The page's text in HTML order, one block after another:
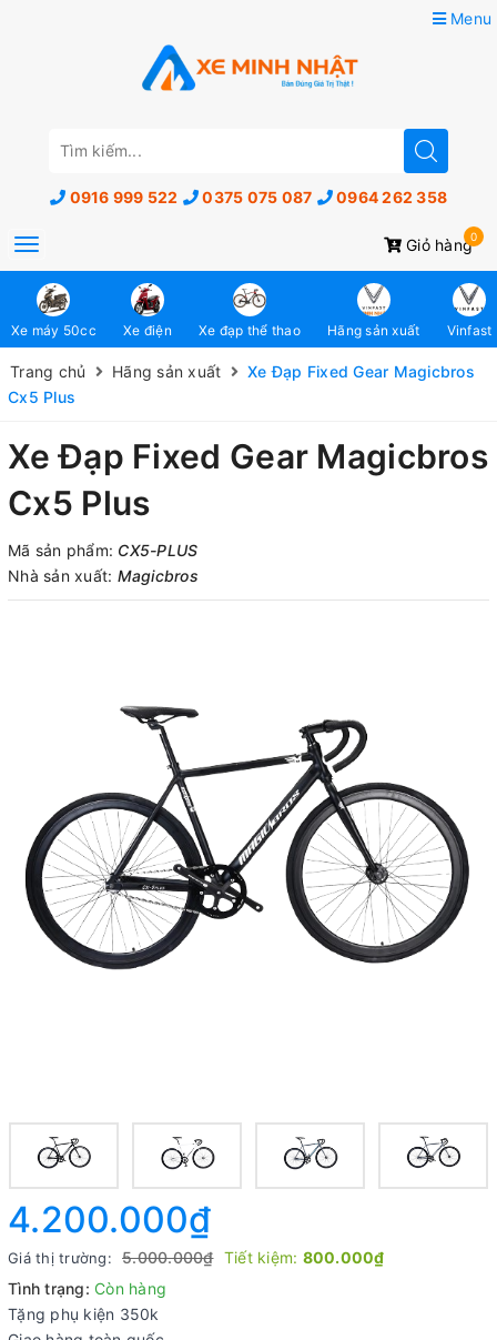
Menu
0916 999 522 0375 075 087 0964 262 358
Giỏ hàng0
Toggle
navigation
Xe máy 50cc Xe điện Xe đạp thể thao Hãng sản xuất Vinfast
Trang chủ Hãng sản xuất
Xe Đạp Fixed Gear Magicbros
Cx5 Plus
Xe Đạp Fixed Gear Magicbros
Cx5 Plus
Mã sản phẩm: CX5-PLUS
Nhà sản xuất: Magicbros
4.200.000₫
Giá thị trường: 5.000.000₫ Tiết kiệm: 800.000₫
Tình trạng: Còn hàng
Tặng phụ kiện 350k